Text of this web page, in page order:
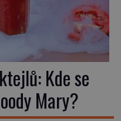
Kde se
Mary?